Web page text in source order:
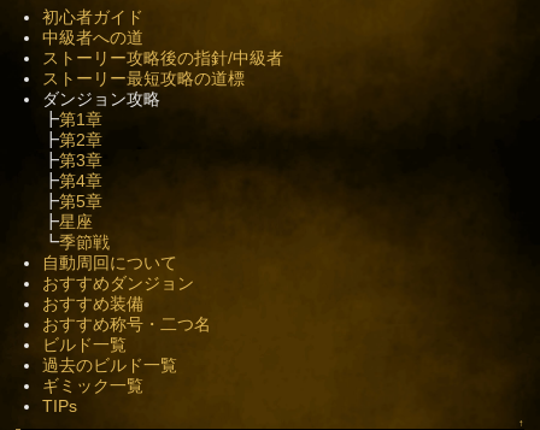
初心者ガイド
中級者への道
ストーリー攻略後の指針/中級者
ストーリー最短攻略の道標
ダンジョン攻略
┣第1章
┣第2章
┣第3章
┣第4章
┣第5章
┣星座
┗季節戦
自動周回について
おすすめダンジョン
おすすめ装備
おすすめ称号・二つ名
ビルド一覧
過去のビルド一覧
ギミック一覧
TIPs
↑